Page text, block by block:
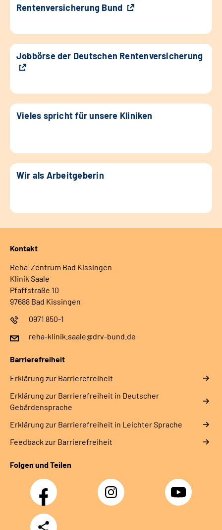
Rentenversicherung Bund
Jobbörse der Deutschen Rentenversicherung
Vieles spricht für unsere Kliniken
Wir als Arbeitgeberin
Kontakt
Reha-Zentrum Bad Kissingen
Klinik Saale
Pfaffstraße 10
97688 Bad Kissingen
0971 850-1
reha-klinik.saale@drv-bund.de
Barrierefreiheit
Erklärung zur Barrierefreiheit
Erklärung zur Barrierefreiheit in Deutscher
Gebärdensprache
Erklärung zur Barrierefreiheit in Leichter Sprache
Feedback zur Barrierefreiheit
Folgen und Teilen
Facebook Instagram YouTube
Teilen